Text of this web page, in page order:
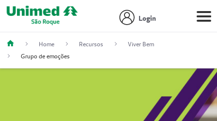
Login
Home Recursos
Viver Bem
Grupo de emoções